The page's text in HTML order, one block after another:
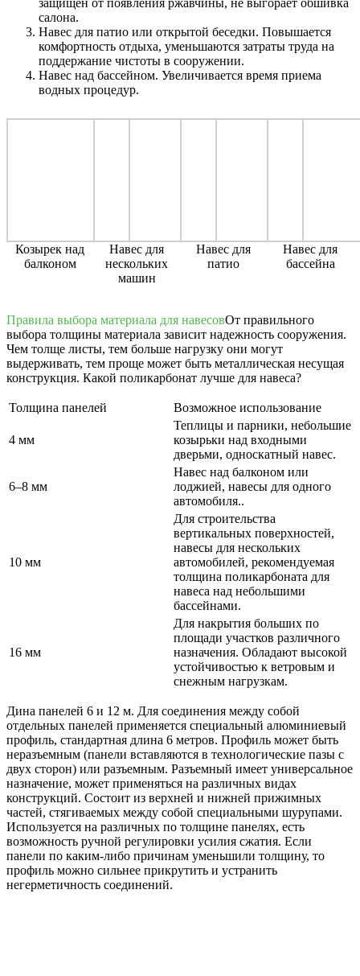
защищен от появления ржавчины, не выгорает обшивка
салона.
Навес для патио или открытой беседки. Повышается
комфортность отдыха, уменьшаются затраты труда на
поддержание чистоты в сооружении.
Навес над бассейном. Увеличивается время приема
водных процедур.
Козырек над
балконом
Навес для
нескольких
машин
Навес для
патио
Навес для
бассейна
Правила выбора материала для навесовОт правильного
выбора толщины материала зависит надежность сооружения.
Чем толще листы, тем больше нагрузку они могут
выдерживать, тем проще может быть металлическая несущая
конструкция. Какой поликарбонат лучше для навеса?
Толщина панелей Возможное использование
4 мм
Теплицы и парники, небольшие
козырьки над входными
дверьми, односкатный навес.
6–8 мм
Навес над балконом или
лоджией, навесы для одного
автомобиля..
10 мм
Для строительства
вертикальных поверхностей,
навесы для нескольких
автомобилей, рекомендуемая
толщина поликарбоната для
навеса над небольшими
бассейнами.
16 мм
Для накрытия больших по
площади участков различного
назначения. Обладают высокой
устойчивостью к ветровым и
снежным нагрузкам.
Дина панелей 6 и 12 м. Для соединения между собой
отдельных панелей применяется специальный алюминиевый
профиль, стандартная длина 6 метров. Профиль может быть
неразъемным (панели вставляются в технологические пазы с
двух сторон) или разъемным. Разъемный имеет универсальное
назначение, может применяться на различных видах
конструкций. Состоит из верхней и нижней прижимных
частей, стягиваемых между собой специальными шурупами.
Используется на различных по толщине панелях, есть
возможность ручной регулировки усилия сжатия. Если
панели по каким-либо причинам уменьшили толщину, то
профиль можно сильнее прикрутить и устранить
негерметичность соединений.